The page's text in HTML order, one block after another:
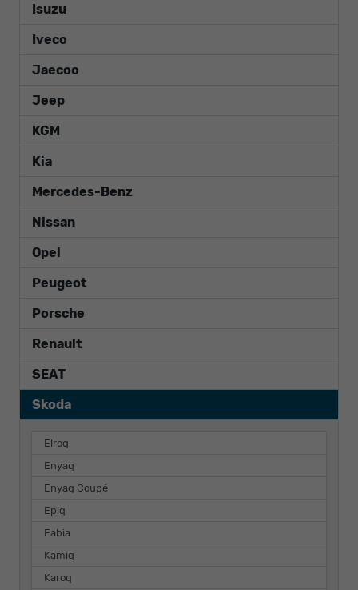
Isuzu
Iveco
Jaecoo
Jeep
KGM
Kia
Mercedes-Benz
Nissan
Opel
Peugeot
Porsche
Renault
SEAT
Skoda
Elroq
Enyaq
Enyaq Coupé
Epiq
Fabia
Kamiq
Karoq